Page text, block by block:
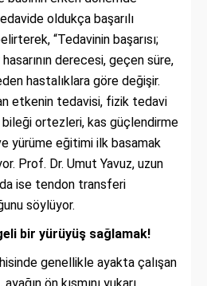
oldukça başarılı
“Tedavinin başarısı;
derecesi, geçen süre,
hastalıklara göre değişir.
etkenin tedavisi, fizik tedavi
ortezleri, kas güçlendirme
yürüme eğitimi ilk basamak
Prof. Dr. Umut Yavuz, uzun
ise tendon transferi
söylüyor.
bir yürüyüş sağlamak!
genellikle ayakta çalışan